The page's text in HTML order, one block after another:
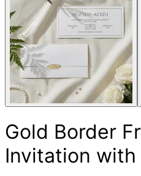
Gold Border
Invitation with